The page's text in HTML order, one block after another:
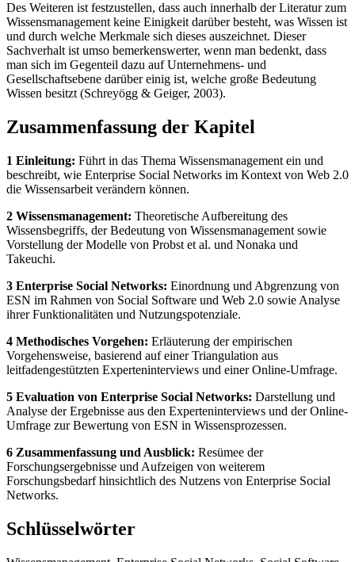
Des Weiteren ist festzustellen, dass auch innerhalb der Literatur zum
Wissensmanagement keine Einigkeit darüber besteht, was Wissen ist
und durch welche Merkmale sich dieses auszeichnet. Dieser
Sachverhalt ist umso bemerkenswerter, wenn man bedenkt, dass
man sich im Gegenteil dazu auf Unternehmens- und
Gesellschaftsebene darüber einig ist, welche große Bedeutung
Wissen besitzt (Schreyögg & Geiger, 2003).
Zusammenfassung der Kapitel
1 Einleitung: Führt in das Thema Wissensmanagement ein und
beschreibt, wie Enterprise Social Networks im Kontext von Web 2.0
die Wissensarbeit verändern können.
2 Wissensmanagement: Theoretische Aufbereitung des
Wissensbegriffs, der Bedeutung von Wissensmanagement sowie
Vorstellung der Modelle von Probst et al. und Nonaka und
Takeuchi.
3 Enterprise Social Networks: Einordnung und Abgrenzung von
ESN im Rahmen von Social Software und Web 2.0 sowie Analyse
ihrer Funktionalitäten und Nutzungspotenziale.
4 Methodisches Vorgehen: Erläuterung der empirischen
Vorgehensweise, basierend auf einer Triangulation aus
leitfadengestützten Experteninterviews und einer Online-Umfrage.
5 Evaluation von Enterprise Social Networks: Darstellung und
Analyse der Ergebnisse aus den Experteninterviews und der Online-
Umfrage zur Bewertung von ESN in Wissensprozessen.
6 Zusammenfassung und Ausblick: Resümee der
Forschungsergebnisse und Aufzeigen von weiterem
Forschungsbedarf hinsichtlich des Nutzens von Enterprise Social
Networks.
Schlüsselwörter